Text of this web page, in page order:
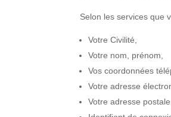
Selon les services que
Votre Civilité,
Votre nom, prénom,
Vos coordonnées
Votre adresse
Votre adresse postale,